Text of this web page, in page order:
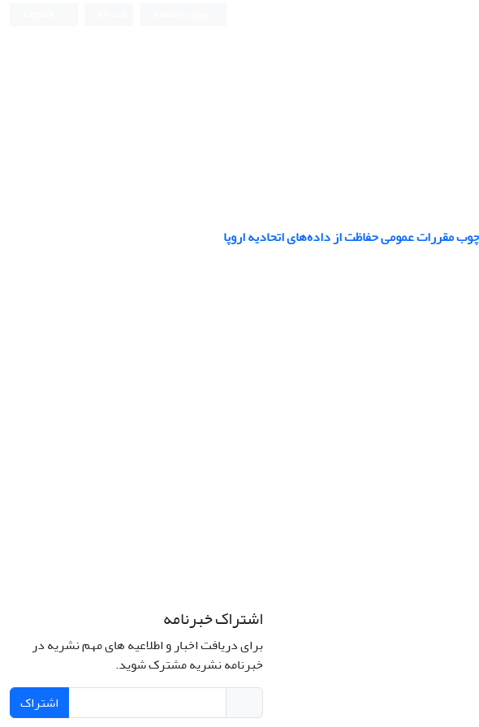
مقررات عمومی حفاظت از داده‌های اتحادیه اروپا
اشتراک خبرنامه
برای دریافت اخبار و اطلاعیه های مهم نشریه در
خبرنامه نشریه مشترک شوید.
اشتراک